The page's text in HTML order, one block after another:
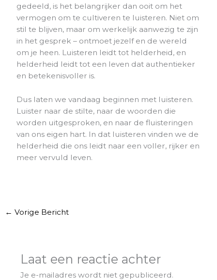
gedeeld, is het belangrijker dan ooit om het
vermogen om te cultiveren te luisteren. Niet om
stil te blijven, maar om werkelijk aanwezig te zijn
in het gesprek – ontmoet jezelf en de wereld
om je heen. Luisteren leidt tot helderheid, en
helderheid leidt tot een leven dat authentieker
en betekenisvoller is.
Dus laten we vandaag beginnen met luisteren.
Luister naar de stilte, naar de woorden die
worden uitgesproken, en naar de fluisteringen
van ons eigen hart. In dat luisteren vinden we de
helderheid die ons leidt naar een voller, rijker en
meer vervuld leven.
← Vorige Bericht
Laat een reactie achter
Je e-mailadres wordt niet gepubliceerd.